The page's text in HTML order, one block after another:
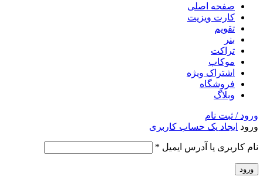
صفحه اصلی
کارت ویزیت
تقویم
بنر
تراکت
موکاپ
اشتراک ویژه
فروشگاه
وبلاگ
ورود / ثبت نام
ورود ایجاد یک حساب کاربری
نام کاربری یا آدرس ایمیل *
ورود